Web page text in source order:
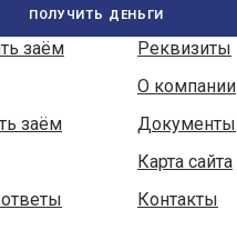
получить деньги
заём
Реквизиты
О компании
заём
Документы
Карта сайта
Контакты